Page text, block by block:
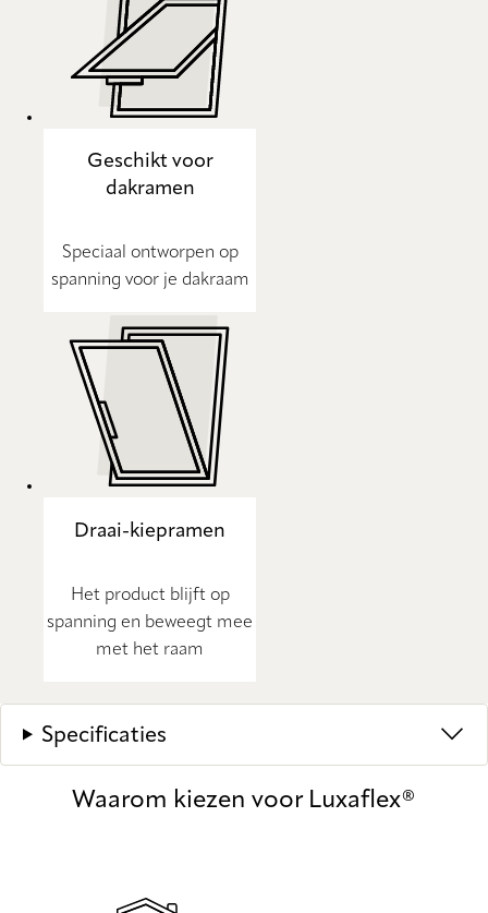
Geschikt voor
dakramen
Speciaal ontworpen op
spanning voor je dakraam
Draai-kiepramen
Het product blijft op
spanning en beweegt mee
met het raam
Specificaties
Waarom kiezen voor Luxaflex®